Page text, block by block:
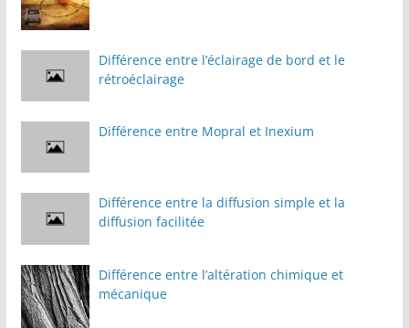
Différence entre l’éclairage de bord et le
rétroéclairage
Différence entre Mopral et Inexium
Différence entre la diffusion simple et la
diffusion facilitée
Différence entre l’altération chimique et
mécanique